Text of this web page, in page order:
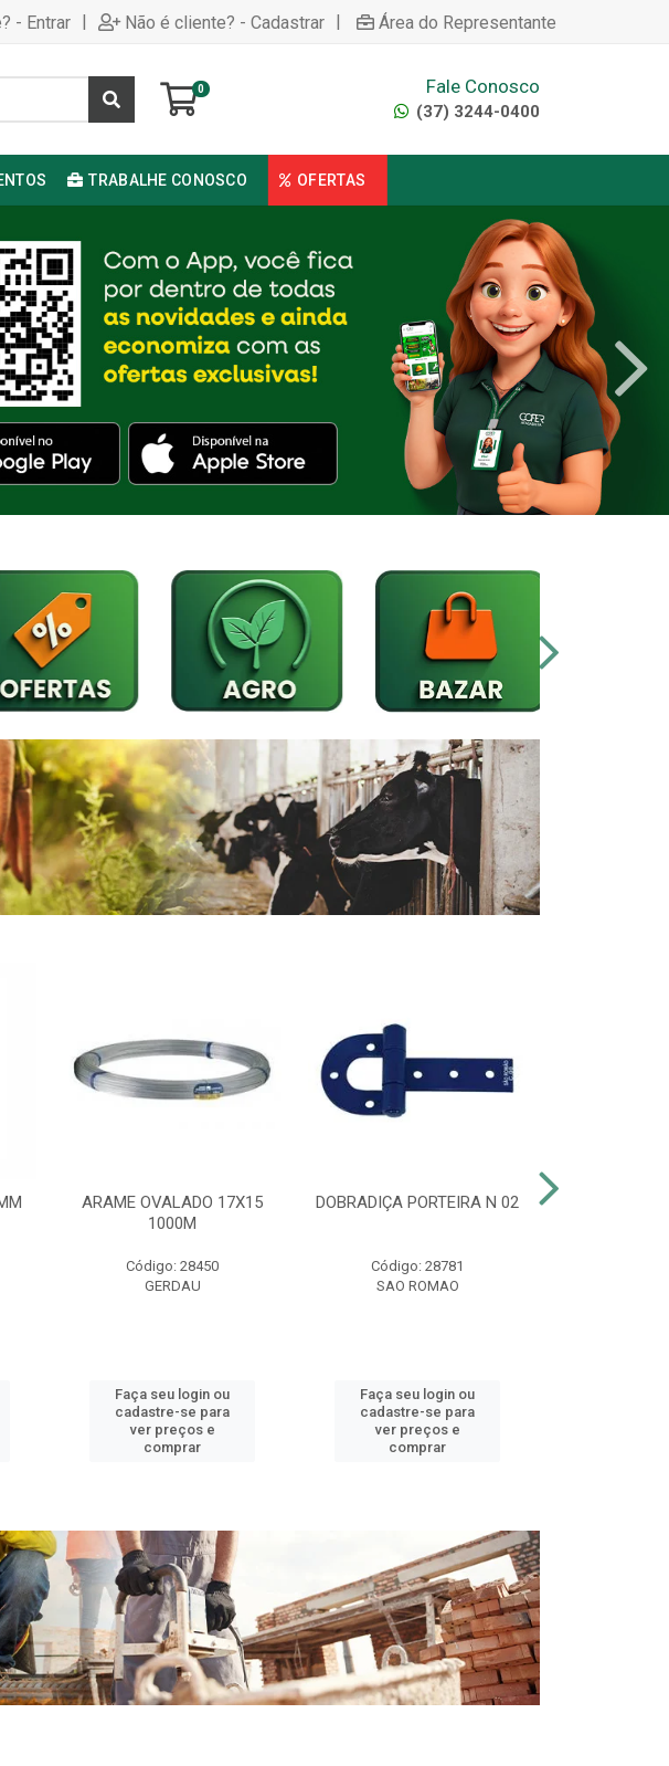
- Entrar | Não é cliente? - Cadastrar | Área do Representante
0 Fale Conosco
(37) 3244-0400
TRABALHE CONOSCO OFERTAS
ARAME OVALADO 17X15
1000M
Código: 28450
GERDAU
Faça seu login ou
cadastre-se para
ver preços e
comprar
DOBRADIÇA PORTEIRA N 02
Código: 28781
SAO ROMAO
Faça seu login ou
cadastre-se para
ver preços e
comprar